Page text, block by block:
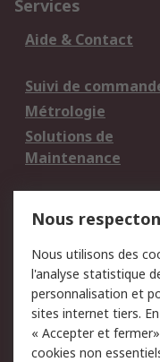
Services
Aide & Contact
Suivi de
Métrologie
Solutions de
Maintenance
du site
Politique de
des données -
jour
Conditions
Nous
Nous utilisons des
l'analyse statistique
personnalisation et
sites internet tiers.
« Accepter et
cookies non